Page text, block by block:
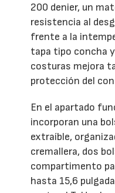
200 denier, un
resistencia al
frente a la
tapa tipo concha
costuras mejora
protección del
En el apartado
incorporan una
extraíble,
cremallera, dos
compartimento
hasta 15,6